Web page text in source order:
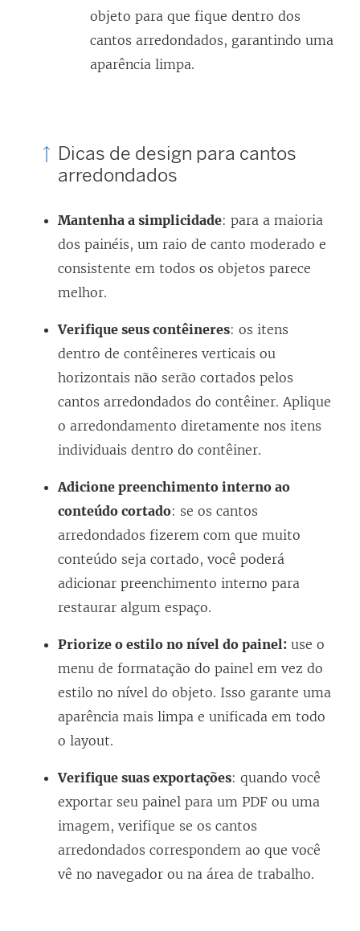
objeto para que fique dentro dos
cantos arredondados, garantindo uma
aparência limpa.
Dicas de design para cantos
arredondados
Mantenha a simplicidade: para a maioria
dos painéis, um raio de canto moderado e
consistente em todos os objetos parece
melhor.
Verifique seus contêineres: os itens
dentro de contêineres verticais ou
horizontais não serão cortados pelos
cantos arredondados do contêiner. Aplique
o arredondamento diretamente nos itens
individuais dentro do contêiner.
Adicione preenchimento interno ao
conteúdo cortado: se os cantos
arredondados fizerem com que muito
conteúdo seja cortado, você poderá
adicionar preenchimento interno para
restaurar algum espaço.
Priorize o estilo no nível do painel: use o
menu de formatação do painel em vez do
estilo no nível do objeto. Isso garante uma
aparência mais limpa e unificada em todo
o layout.
Verifique suas exportações: quando você
exportar seu painel para um PDF ou uma
imagem, verifique se os cantos
arredondados correspondem ao que você
vê no navegador ou na área de trabalho.